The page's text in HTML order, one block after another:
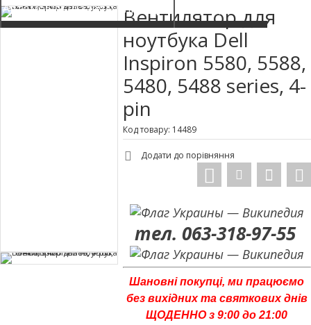
Автомобільні зарядні пристроїВентилятор для
ноутбука Dell
Inspiron 5580, 5588,
5480, 5488 series, 4-
pin
Код товару: 14489
Додати до порівняння
тел. 063-318-97-55
Шановні покупці, ми працюємо
без вихідних та святкових днів
ЩОДЕННО з 9:00 до 21:00